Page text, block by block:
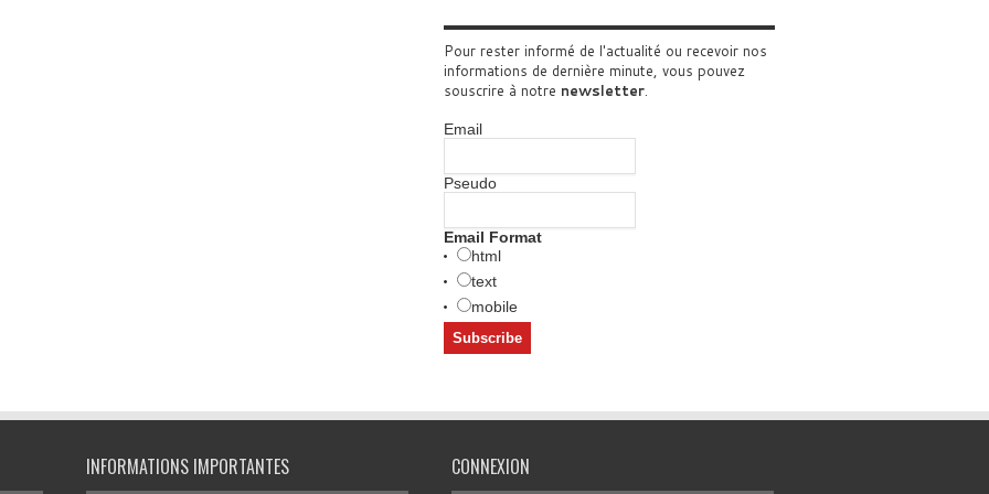
Pour rester informé de l'actualité ou recevoir nos
informations de dernière minute, vous pouvez
souscrire à notre newsletter.
Email
Pseudo
Email Format
html
text
mobile
INFORMATIONS IMPORTANTES CONNEXION